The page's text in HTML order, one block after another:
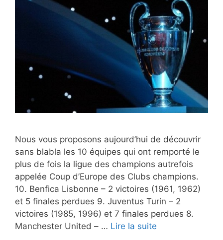
Nous vous proposons aujourd’hui de découvrir
sans blabla les 10 équipes qui ont remporté le
plus de fois la ligue des champions autrefois
appelée Coup d’Europe des Clubs champions.
10. Benfica Lisbonne – 2 victoires (1961, 1962)
et 5 finales perdues 9. Juventus Turin – 2
victoires (1985, 1996) et 7 finales perdues 8.
Manchester United – … Lire la suite